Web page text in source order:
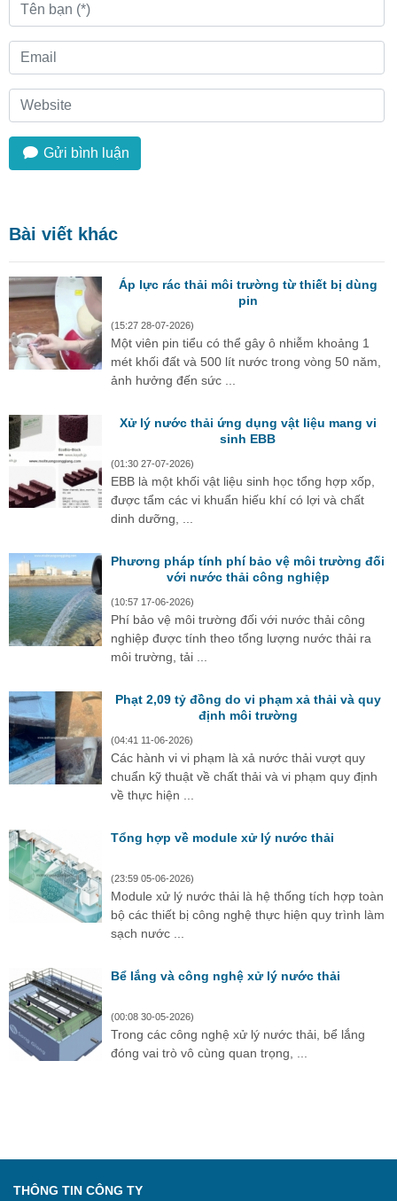
Gửi bình luận
Bài viết khác
Áp lực rác thải môi trường từ thiết bị dùng
pin
(15:27 28-07-2026)
Một viên pin tiểu có thể gây ô nhiễm khoảng 1
mét khối đất và 500 lít nước trong vòng 50 năm,
ảnh hưởng đến sức ...
Xử lý nước thải ứng dụng vật liệu mang vi
sinh EBB
(01:30 27-07-2026)
EBB là một khối vật liệu sinh học tổng hợp xốp,
được tẩm các vi khuẩn hiếu khí có lợi và chất
dinh dưỡng, ...
Phương pháp tính phí bảo vệ môi trường đối
với nước thải công nghiệp
(10:57 17-06-2026)
Phí bảo vệ môi trường đối với nước thải công
nghiệp được tính theo tổng lượng nước thải ra
môi trường, tải ...
Phạt 2,09 tỷ đồng do vi phạm xả thải và quy
định môi trường
(04:41 11-06-2026)
Các hành vi vi phạm là xả nước thải vượt quy
chuẩn kỹ thuật về chất thải và vi phạm quy định
về thực hiện ...
Tổng hợp về module xử lý nước thải
(23:59 05-06-2026)
Module xử lý nước thải là hệ thống tích hợp toàn
bộ các thiết bị công nghệ thực hiện quy trình làm
sạch nước ...
Bể lắng và công nghệ xử lý nước thải
(00:08 30-05-2026)
Trong các công nghệ xử lý nước thải, bể lắng
đóng vai trò vô cùng quan trọng, ...
THÔNG TIN CÔNG TY